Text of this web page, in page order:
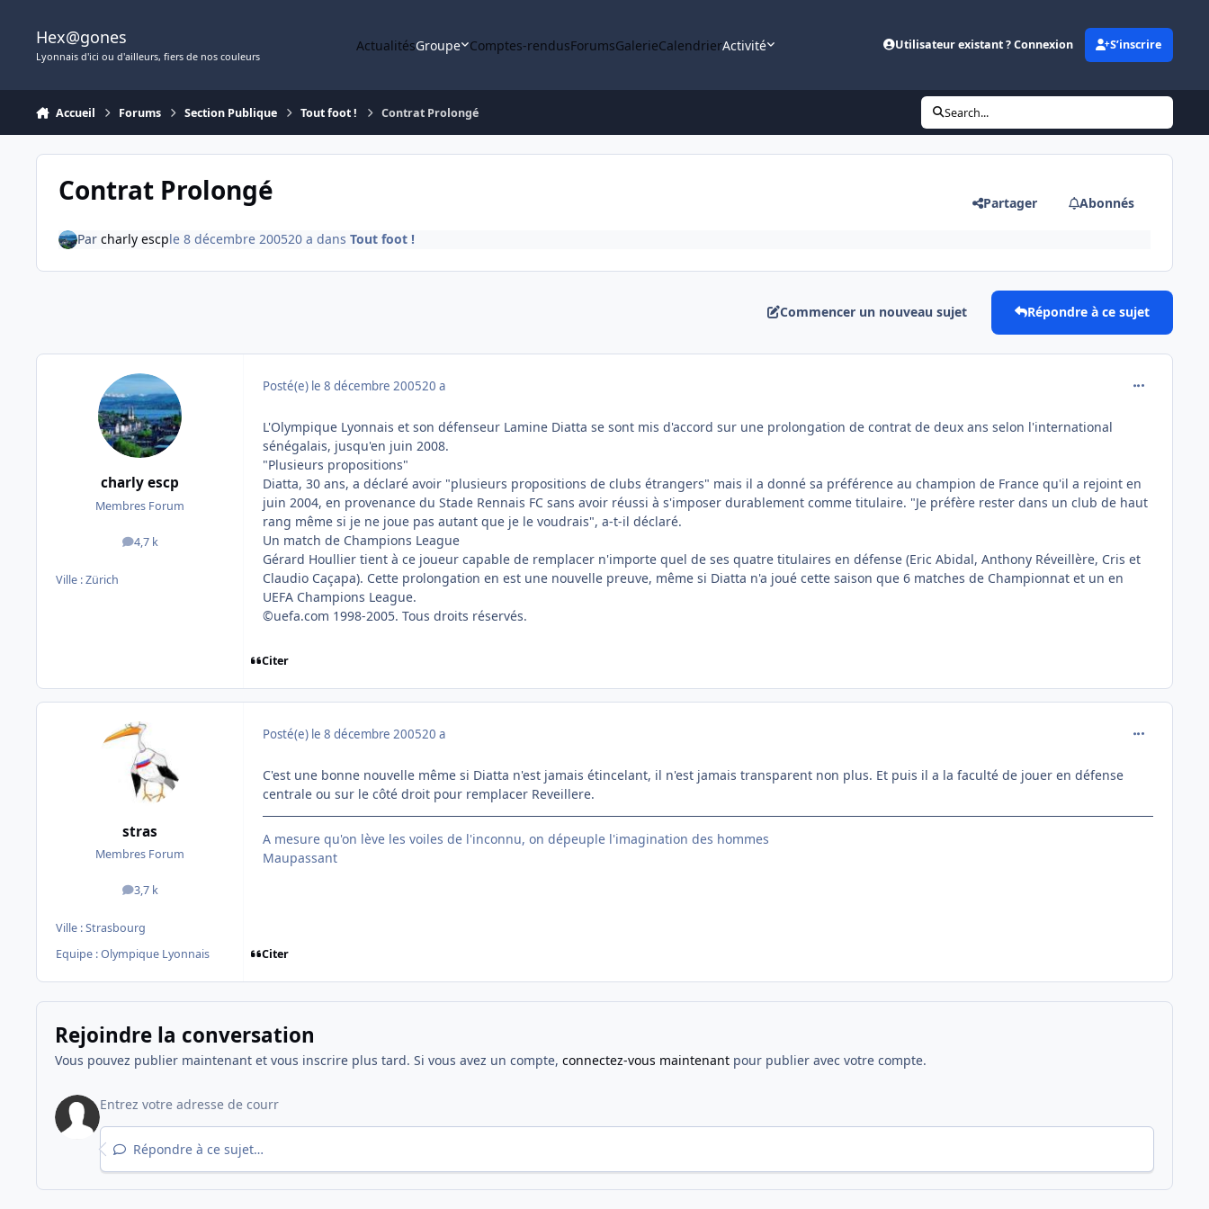
Hex@gones
Lyonnais d'ici ou d'ailleurs, fiers de nos couleurs
ActualitésGroupe Comptes-rendusForumsGalerieCalendrierActivité Utilisateur existant ? Connexion S’inscrire
Accueil Forums Section Publique Tout foot ! Contrat Prolongé Search...
Contrat Prolongé Partager Abonnés
Par charly escple 8 décembre 200520 a dans Tout foot !
Commencer un nouveau sujet Répondre à ce sujet
charly escp
Membres Forum
4,7 k
messages
Ville :Zürich
Posté(e) le 8 décembre 200520 a
L'Olympique Lyonnais et son défenseur Lamine Diatta se sont mis d'accord sur une prolongation de contrat de deux ans selon l'international
sénégalais, jusqu'en juin 2008.
"Plusieurs propositions"
Diatta, 30 ans, a déclaré avoir "plusieurs propositions de clubs étrangers" mais il a donné sa préférence au champion de France qu'il a rejoint en
juin 2004, en provenance du Stade Rennais FC sans avoir réussi à s'imposer durablement comme titulaire. "Je préfère rester dans un club de haut
rang même si je ne joue pas autant que je le voudrais", a-t-il déclaré.
Un match de Champions League
Gérard Houllier tient à ce joueur capable de remplacer n'importe quel de ses quatre titulaires en défense (Eric Abidal, Anthony Réveillère, Cris et
Claudio Caçapa). Cette prolongation en est une nouvelle preuve, même si Diatta n'a joué cette saison que 6 matches de Championnat et un en
UEFA Champions League.
©uefa.com 1998-2005. Tous droits réservés.
Citer
stras
Membres Forum
3,7 k
messages
Ville :Strasbourg
Equipe : Olympique Lyonnais
Posté(e) le 8 décembre 200520 a
C'est une bonne nouvelle même si Diatta n'est jamais étincelant, il n'est jamais transparent non plus. Et puis il a la faculté de jouer en défense
centrale ou sur le côté droit pour remplacer Reveillere.
A mesure qu'on lève les voiles de l'inconnu, on dépeuple l'imagination des hommes
Maupassant
Citer
Rejoindre la conversation
Vous pouvez publier maintenant et vous inscrire plus tard. Si vous avez un compte, connectez-vous maintenantpour publier avec votre compte.
Répondre à ce sujet…